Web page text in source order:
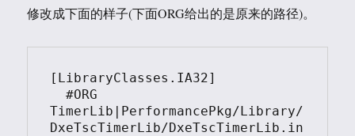
修改成下面的样子(下面ORG给出的是原来的路径)。
[LibraryClasses.IA32]
  #ORG
TimerLib|PerformancePkg/Library/
DxeTscTimerLib/DxeTscTimerLib.in